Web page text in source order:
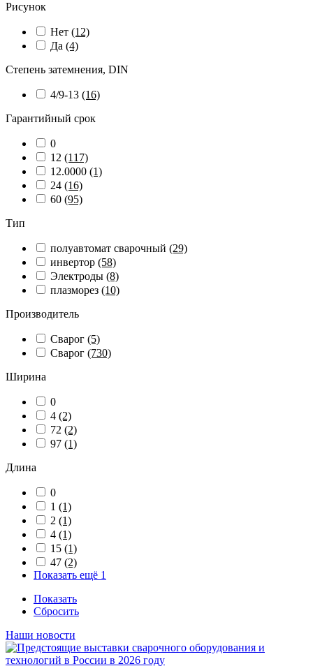
Рисунок
Нет (12)
Да (4)
Степень затемнения, DIN
4/9-13 (16)
Гарантийный срок
0
12 (117)
12.0000 (1)
24 (16)
60 (95)
Тип
полуавтомат сварочный (29)
инвертор (58)
Электроды (8)
плазморез (10)
Производитель
Сварог (5)
Сварог (730)
Ширина
0
4 (2)
72 (2)
97 (1)
Длина
0
1 (1)
2 (1)
4 (1)
15 (1)
47 (2)
Показать ещё 1
Показать
Сбросить
Наши новости